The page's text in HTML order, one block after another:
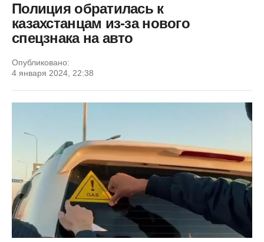
Полиция обратилась к
казахстанцам из-за нового
спецзнака на авто
Опубликовано:
4 января 2024, 22:38